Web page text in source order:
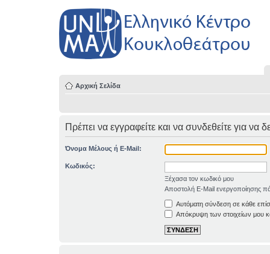
Αρχική Σελίδα
Πρέπει να εγγραφείτε και να συνδεθείτε για να
Όνομα Μέλους ή E-Mail:
Κωδικός:
Ξέχασα τον κωδικό μου
Αποστολή E-Mail ενεργοποίησης
Αυτόματη σύνδεση σε κάθε
Απόκρυψη των στοιχείων μου